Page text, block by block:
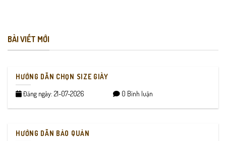
BÀI VIẾT MỚI
HƯỚNG DẪN CHỌN SIZE GIÀY
Đăng ngày: 21-07-2026 0 Bình luận
HƯỚNG DẪN BẢO QUẢN